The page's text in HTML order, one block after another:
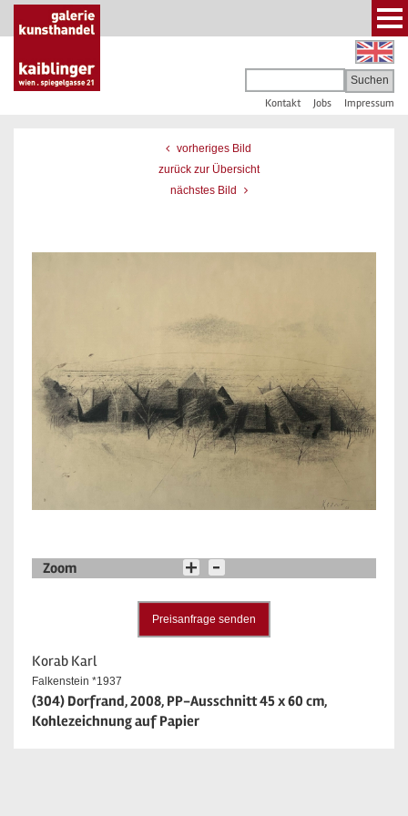
Kontakt Jobs Impressum
vorheriges Bild
zurück zur Übersicht
nächstes Bild
Zoom
Preisanfrage senden
Korab Karl
Falkenstein *1937
(304) Dorfrand, 2008, PP-Ausschnitt 45 x 60 cm,
Kohlezeichnung auf Papier